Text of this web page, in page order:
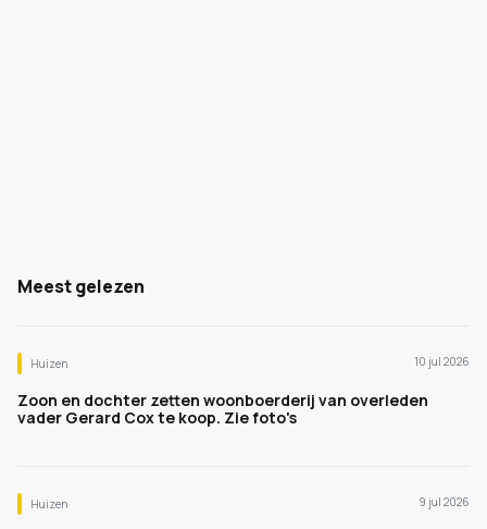
Meest gelezen
Huizen 10 jul 2026
Zoon en dochter zetten woonboerderij van overleden
vader Gerard Cox te koop. Zie foto's
Huizen 9 jul 2026